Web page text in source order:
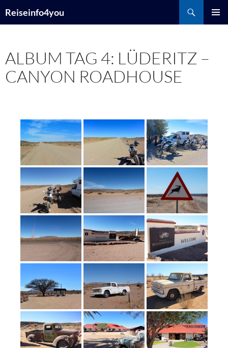
Inhalt
Reiseinfo4you
ALBUM TAG 4: LÜDERITZ –
CANYON ROADHOUSE